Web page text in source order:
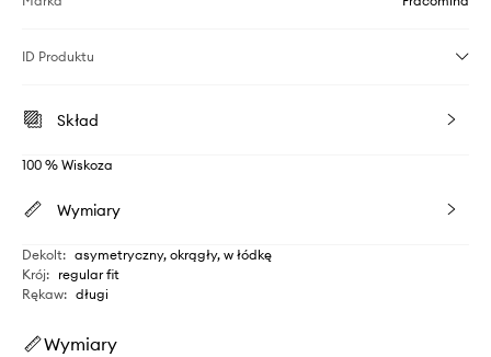
ID Produktu
Skład
100 % Wiskoza
Wymiary
Dekolt: asymetryczny, okrągły, w łódkę
Krój: regular fit
Rękaw: długi
Wymiary